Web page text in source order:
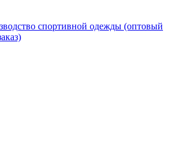
спортивной одежды (оптовый